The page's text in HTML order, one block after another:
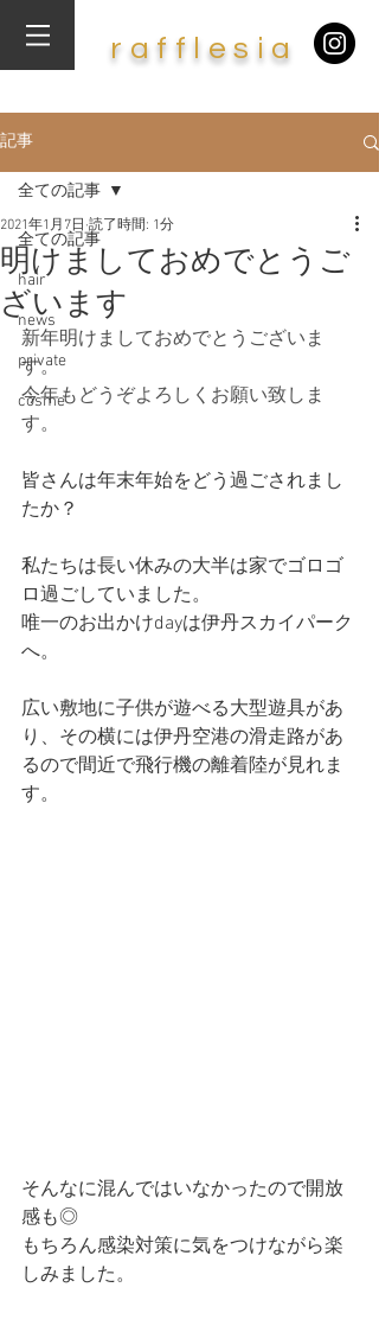
​r af f lesia
記事
全ての記事
hair
news
private
cosme
全ての記事
明けましておめでとうご
ざいます
2021年1月7日 読了時間: 1分
新年明けましておめでとうございま
す。
今年もどうぞよろしくお願い致しま
す。
皆さんは年末年始をどう過ごされまし
たか？
私たちは長い休みの大半は家でゴロゴ
ロ過ごしていました。
唯一のお出かけdayは伊丹スカイパーク
へ。
広い敷地に子供が遊べる大型遊具があ
り、その横には伊丹空港の滑走路があ
るので間近で飛行機の離着陸が見れま
す。
そんなに混んではいなかったので開放
感も◎
もちろん感染対策に気をつけながら楽
しみました。